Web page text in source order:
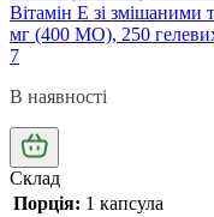
Вітамін Е зі
мг (400 МО), 250
7
В наявності
Склад
Порція: 1 капсула